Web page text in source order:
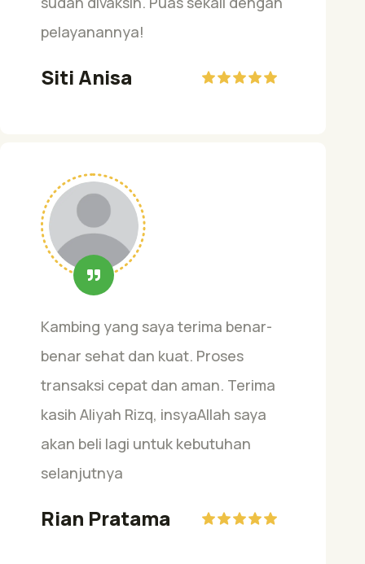
pelayanannya!
Siti Anisa
Kambing yang saya terima benar-
benar sehat dan kuat. Proses
transaksi cepat dan aman. Terima
kasih Aliyah Rizq, insyaAllah saya
akan beli lagi untuk kebutuhan
selanjutnya
Rian Pratama